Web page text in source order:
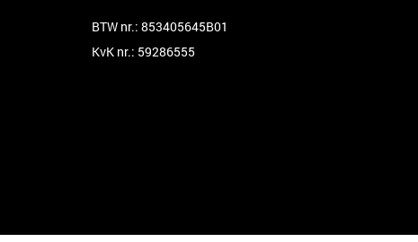
BTW nr.: 853405645B01
KvK nr.: 59286555